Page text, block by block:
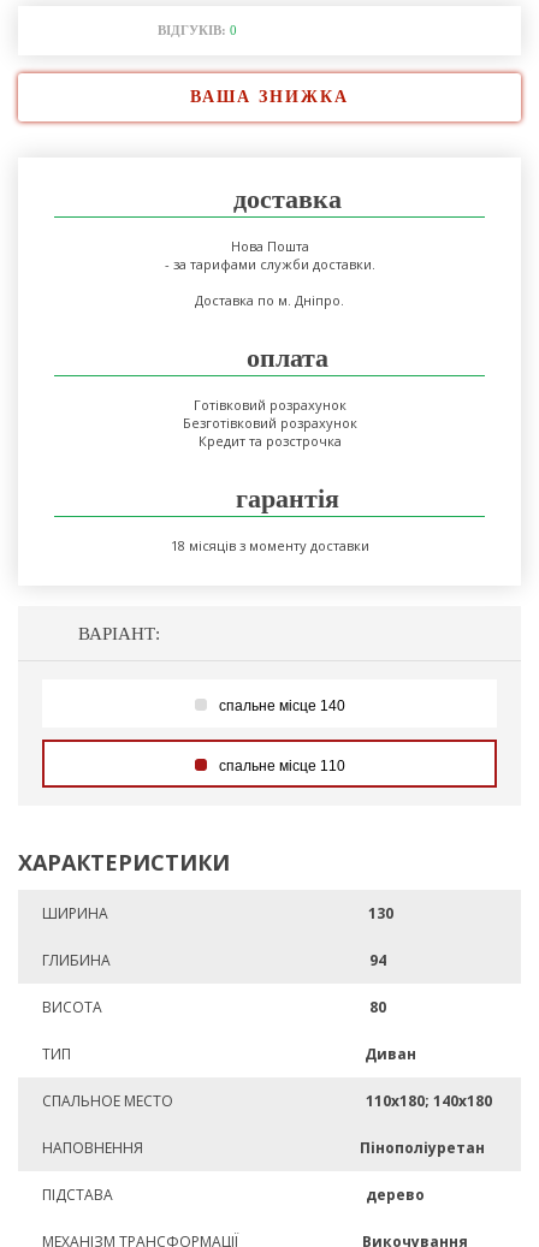
ВІДГУКІВ: 0
ВАША ЗНИЖКА
доставка
Нова Пошта
- за тарифами служби доставки.
Доставка по м. Дніпро.
оплата
Готівковий розрахунок
Безготівковий розрахунок
Кредит та розстрочка
гарантія
18 місяців з моменту доставки
ВАРІАНТ:
спальне місце 140
спальне місце 110
ХАРАКТЕРИСТИКИ
ШИРИНА 130
ГЛИБИНА 94
ВИСОТА 80
ТИП Диван
СПАЛЬНОЕ МЕСТО 110х180; 140х180
НАПОВНЕННЯ Пінополіуретан
ПІДСТАВА дерево
МЕХАНІЗМ ТРАНСФОРМАЦІЇ Викочування